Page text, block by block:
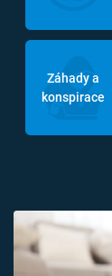
Záhady a
konspirace